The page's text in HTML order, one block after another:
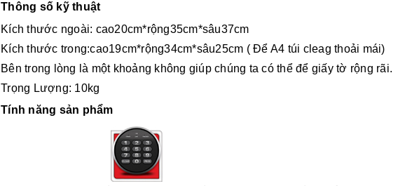
Thông số kỹ thuật
Kích thước ngoài: cao20cm*rộng35cm*sâu37cm
Kích thước trong:cao19cm*rộng34cm*sâu25cm ( Để A4 túi cleag thoải mái)
Bên trong lòng là một khoảng không giúp chúng ta có thể để giấy tờ rộng rãi.
Trọng Lượng: 10kg
Tính năng sản phẩm